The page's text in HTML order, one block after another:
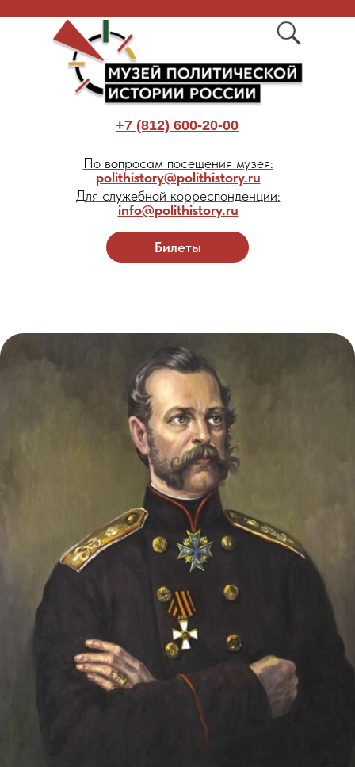
Билеты
+7 (812) 600-20-00
По вопросам посещения музея:
polithistory@polithistory.ru
Для служебной корреспонденции:
info@polithistory.ru